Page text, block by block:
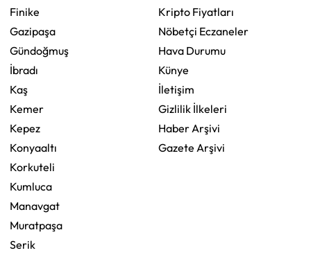
Finike
Gazipaşa
Gündoğmuş
İbradı
Kaş
Kemer
Kepez
Konyaaltı
Korkuteli
Kumluca
Manavgat
Muratpaşa
Serik
Kripto Fiyatları
Nöbetçi Eczaneler
Hava Durumu
Künye
İletişim
Gizlilik İlkeleri
Haber Arşivi
Gazete Arşivi